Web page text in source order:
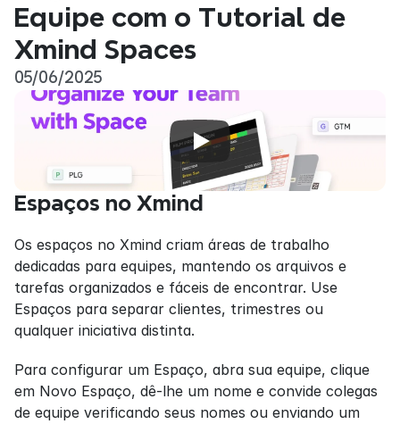
Equipe com o Tutorial de
Xmind Spaces
05/06/2025
Espaços no Xmind
Os espaços no Xmind criam áreas de trabalho
dedicadas para equipes, mantendo os arquivos e
tarefas organizados e fáceis de encontrar. Use
Espaços para separar clientes, trimestres ou
qualquer iniciativa distinta.
Para configurar um Espaço, abra sua equipe, clique
em Novo Espaço, dê-lhe um nome e convide colegas
de equipe verificando seus nomes ou enviando um